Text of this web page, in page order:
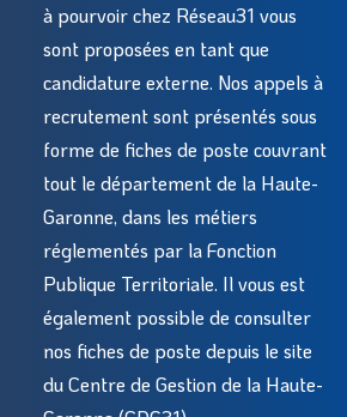
à pourvoir chez Réseau31 vous
sont proposées en tant que
candidature externe. Nos appels à
recrutement sont présentés sous
forme de fiches de poste couvrant
tout le département de la Haute-
Garonne, dans les métiers
réglementés par la Fonction
Publique Territoriale. Il vous est
également possible de consulter
nos fiches de poste depuis le site
du Centre de Gestion de la Haute-